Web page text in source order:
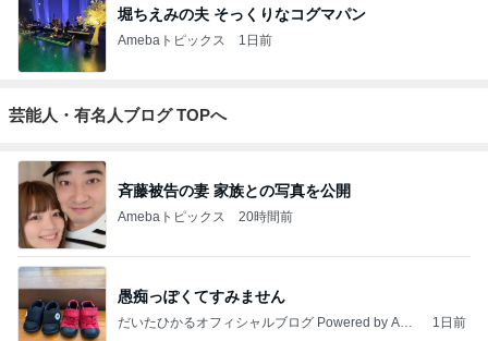
堀ちえみの夫 そっくりなコグマパン
Amebaトピックス 1日前
芸能人・有名人ブログ TOPへ
斉藤被告の妻 家族との写真を公開
Amebaトピックス 20時間前
愚痴っぽくてすみません
だいたひかるオフィシャルブログ Powered by Ame
1日前